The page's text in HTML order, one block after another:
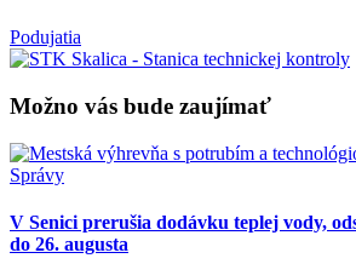
Podujatia
Možno vás bude zaujímať
Správy
V Senici prerušia dodávku teplej vody,
do 26. augusta